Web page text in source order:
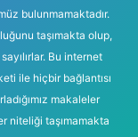
bulunmamaktadır.
taşımakta olup,
Bu internet
ile hiçbir bağlantısı
makaleler
niteliği taşımamakta